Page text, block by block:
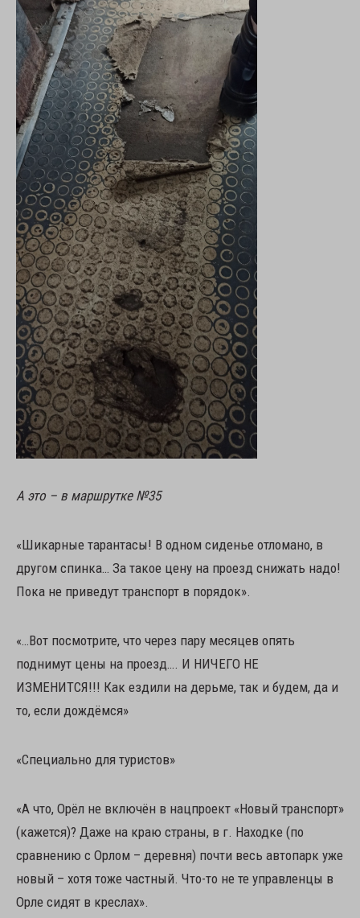
А это – в маршрутке №35
«Шикарные тарантасы! В одном сиденье отломано, в
другом спинка… За такое цену на проезд снижать надо!
Пока не приведут транспорт в порядок».
«…Вот посмотрите, что через пару месяцев опять
поднимут цены на проезд…. И НИЧЕГО НЕ
ИЗМЕНИТСЯ!!! Как ездили на дерьме, так и будем, да и
то, если дождёмся»
«Специально для туристов»
«А что, Орёл не включён в нацпроект «Новый транспорт»
(кажется)? Даже на краю страны, в г. Находке (по
сравнению с Орлом – деревня) почти весь автопарк уже
новый – хотя тоже частный. Что-то не те управленцы в
Орле сидят в креслах».